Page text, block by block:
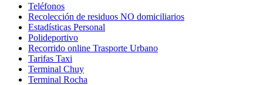
Teléfonos
Recolección de residuos NO domiciliarios
Estadísticas Personal
Polideportivo
Recorrido online Trasporte Urbano
Tarifas Taxi
Terminal Chuy
Terminal Rocha